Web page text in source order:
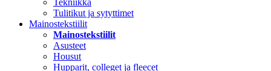
Tekniikka
Tulitikut ja sytyttimet
Mainostekstiilit
Mainostekstiilit
Asusteet
Housut
Hupparit, colleget ja fleecet